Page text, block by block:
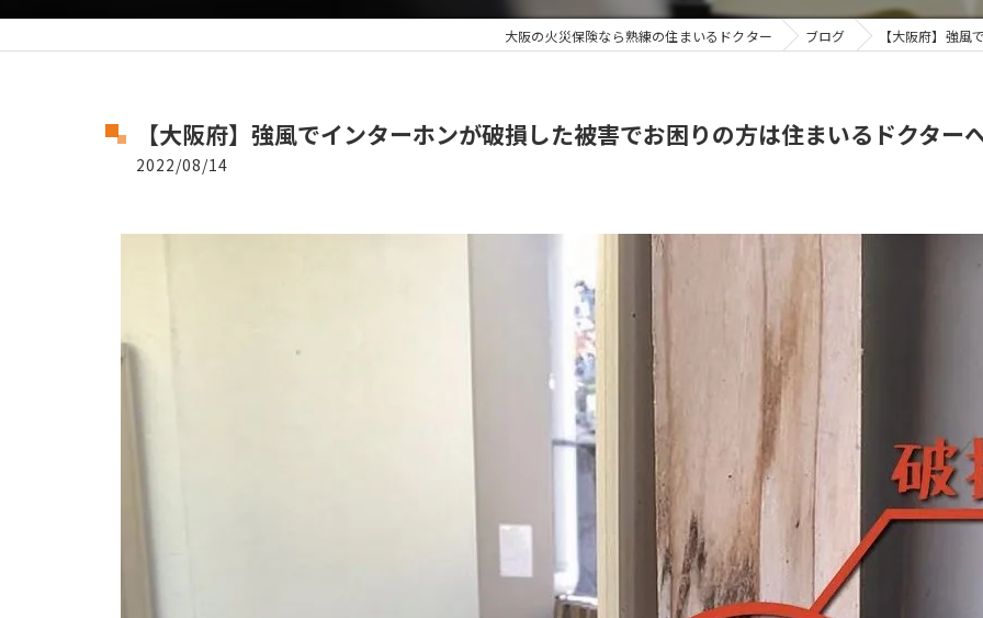
大阪の火災保険なら熟練の住まいるドクター ブログ 【大阪府】強
【大阪府】強風でインターホンが破損した被害でお困りの方は住まいるドクター
2022/08/14